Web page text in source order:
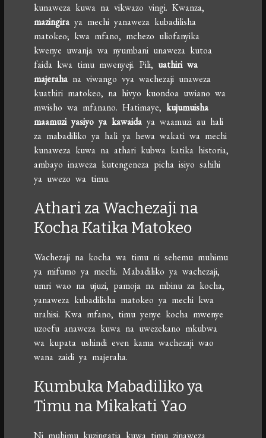
kunaweza kuwa na vikwazo vingi. Kwanza,
mazingira ya mechi yanaweza kubadilisha
matokeo; kwa mfano, mchezo uliofanyika
kwenye uwanja wa nyumbani unaweza kutoa
faida kwa timu mwenyeji. Pili, uathiri wa
majeraha na viwango vya wachezaji unaweza
kuathiri matokeo, na hivyo kuondoa uwiano wa
mwisho wa mfanano. Hatimaye,kujumuisha
maamuzi yasiyo ya kawaida ya waamuzi au hali
za mabadiliko ya hali ya hewa wakati wa mechi
kunaweza kuwa na athari kubwa katika historia,
ambayo inaweza kutengeneza picha isiyo sahihi
ya uwezo wa timu.
Athari za Wachezaji na
Kocha Katika Matokeo
Wachezaji na kocha wa timu ni sehemu muhimu
ya mifumo ya mechi. Mabadiliko ya wachezaji,
umri wao na ujuzi, pamoja na mbinu za kocha,
yanaweza kubadilisha matokeo ya mechi kwa
urahisi. Kwa mfano, timu yenye kocha mwenye
uzoefu anaweza kuwa na uwezekano mkubwa
wa kupata ushindi even kama wachezaji wao
wana zaidi ya majeraha.
Kumbuka Mabadiliko ya
Timu na Mikakati Yao
Ni muhimu kuzingatia kuwa timu zinaweza